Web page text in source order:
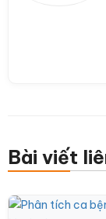
Bài viết